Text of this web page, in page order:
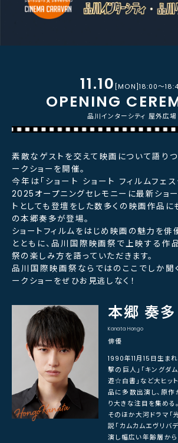
11.10 [MON]18:00〜
OPENING
品川インターシティ 屋外広場
素敵なゲストを交えて映画について語りつ
ークショーを開催。
今年は「ショート ショート フィルムフェ
2025オープニングセレモニーに最新ショー
トとしても登壇をした数多くの映画作品
の本郷奏多が登場。
ショートフィルムをはじめ映画の魅力を俳
とともに、品川国際映画祭で上映する作
祭の楽しみ方を語っていただきます。
品川国際映画祭ならではのここでしか聞
ークショーをぜひお見逃しなく！
本郷 奏多
Kanata Hongo
俳優
1990年11月15日生まれ
撃の巨人」「キングダ
遊☆白書」など大ヒッ
品に多数出演し、原
り大きな注目を集める。
そのほか大河ドラマ「
説「カムカムエヴリバ
演し幅広い年齢層か